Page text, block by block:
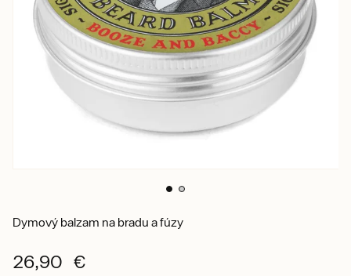
Dymový balzam na bradu a fúzy
26,90 €